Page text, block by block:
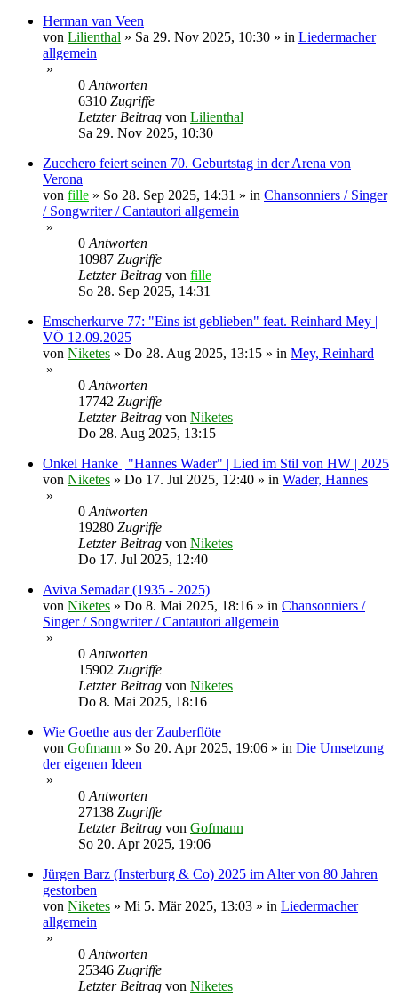
Herman van Veen
von Lilienthal » Sa 29. Nov 2025, 10:30 » in Liedermacher
allgemein
»
0Antworten
6310 Zugriffe
Letzter Beitrag von Lilienthal
Sa 29. Nov 2025, 10:30
Zucchero feiert seinen 70. Geburtstag in der Arena von
Verona
von fille » So 28. Sep 2025, 14:31 » in Chansonniers / Singer
/ Songwriter / Cantautori allgemein
»
0Antworten
10987 Zugriffe
Letzter Beitrag von fille
So 28. Sep 2025, 14:31
Emscherkurve 77: "Eins ist geblieben" feat. Reinhard Mey |
VÖ 12.09.2025
von Niketes » Do 28. Aug 2025, 13:15 » in Mey, Reinhard
»
0Antworten
17742 Zugriffe
Letzter Beitrag von Niketes
Do 28. Aug 2025, 13:15
Onkel Hanke | "Hannes Wader" | Lied im Stil von HW | 2025
von Niketes » Do 17. Jul 2025, 12:40 » in Wader, Hannes
»
0Antworten
19280 Zugriffe
Letzter Beitrag von Niketes
Do 17. Jul 2025, 12:40
Aviva Semadar (1935 - 2025)
von Niketes » Do 8. Mai 2025, 18:16 » in Chansonniers /
Singer / Songwriter / Cantautori allgemein
»
0Antworten
15902 Zugriffe
Letzter Beitrag von Niketes
Do 8. Mai 2025, 18:16
Wie Goethe aus der Zauberflöte
von Gofmann » So 20. Apr 2025, 19:06 » in Die Umsetzung
der eigenen Ideen
»
0Antworten
27138 Zugriffe
Letzter Beitrag von Gofmann
So 20. Apr 2025, 19:06
Jürgen Barz (Insterburg & Co) 2025 im Alter von 80 Jahren
gestorben
von Niketes » Mi 5. Mär 2025, 13:03 » in Liedermacher
allgemein
»
0Antworten
25346 Zugriffe
Letzter Beitrag von Niketes